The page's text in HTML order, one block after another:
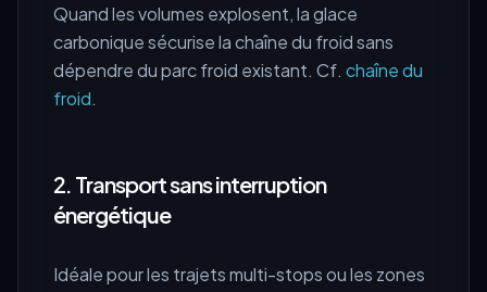
Quand les volumes explosent, la glace
carbonique sécurise la chaîne du froid sans
dépendre du parc froid existant. Cf. chaîne du
froid.
2. Transport sans interruption
énergétique
Idéale pour les trajets multi-stops ou les zones